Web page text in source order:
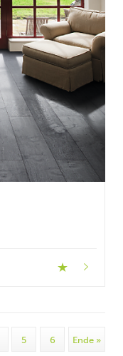
5 6 Ende »